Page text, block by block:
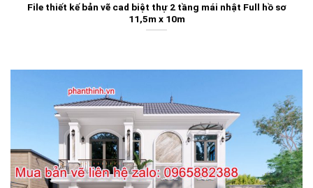
File thiết kế bản vẽ cad biệt thự 2 tầng mái nhật Full hồ sơ
11,5m x 10m